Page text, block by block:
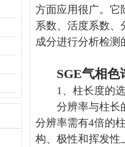
方面应用很广。它
系数、活度系数、
成分进行分析检测
SGE气相色
1、柱长度的
分辨率与柱长的
分辨率需有4倍的
构、极性和挥发性